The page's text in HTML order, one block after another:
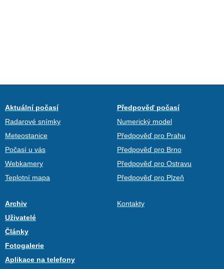
Aktuální počasí
Radarové snímky
Meteostanice
Počasí u vás
Webkamery
Teplotní mapa
Předpověď počasí
Numerický model
Předpověď pro Prahu
Předpověď pro Brno
Předpověď pro Ostravu
Předpověď pro Plzeň
Archiv
Uživatelé
Články
Fotogalerie
Aplikace na telefony
Kontakty